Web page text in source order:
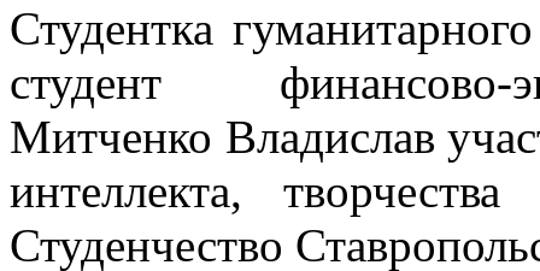
Студентка
студент финансово-
Митченко Владислав
интеллекта,
Студенчество